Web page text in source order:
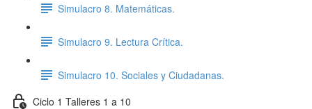
Simulacro 8. Matemáticas.
Simulacro 9. Lectura Crítica.
Simulacro 10. Sociales y Ciudadanas.
Ciclo 1 Talleres 1 a 10